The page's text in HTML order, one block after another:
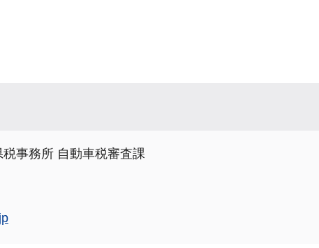
事務所 自動車税審査課